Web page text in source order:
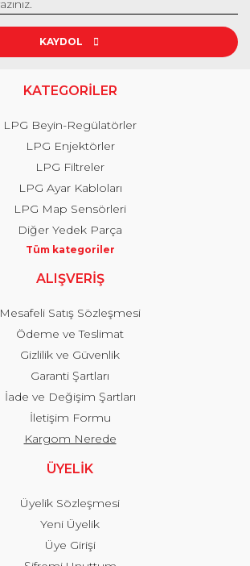
KAYDOL
KATEGORİLER
LPG Beyin-Regülatörler
LPG Enjektörler
LPG Filtreler
LPG Ayar Kabloları
LPG Map Sensörleri
Diğer Yedek Parça
Tüm kategoriler
ALIŞVERİŞ
Mesafeli Satış Sözleşmesi
Ödeme ve Teslimat
Gizlilik ve Güvenlik
Garanti Şartları
İade ve Değişim Şartları
İletişim Formu
Kargom Nerede
ÜYELİK
Üyelik Sözleşmesi
Yeni Üyelik
Üye Girişi